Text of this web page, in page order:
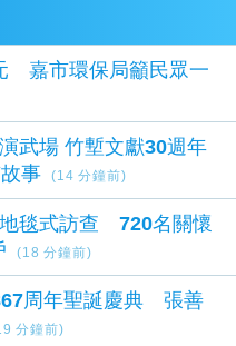
嘉市環保局籲民眾一
武場 竹塹文獻30週年
事
(14 分鐘前)
毯式訪查 720名關懷
(18 分鐘前)
周年聖誕慶典 張善
分鐘前)